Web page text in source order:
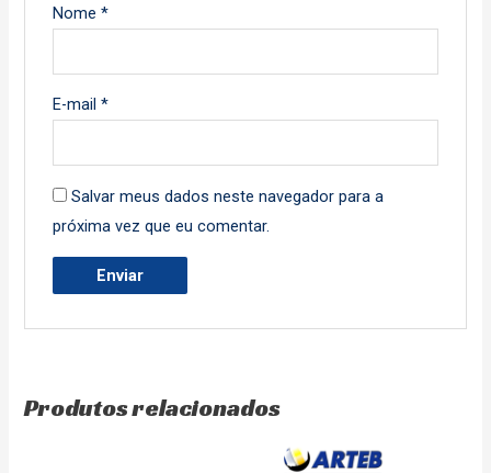
Nome *
E-mail *
Salvar meus dados neste navegador para a
próxima vez que eu comentar.
Produtos relacionados